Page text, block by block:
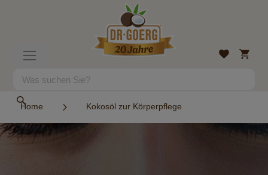
Suche
Wunschliste
Mein
Home Kokosöl zur Körperpflege